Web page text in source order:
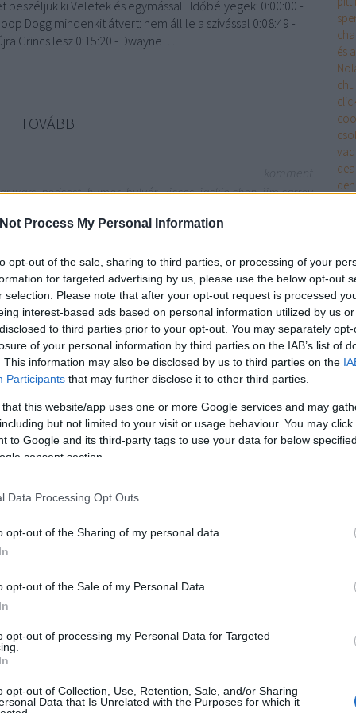
Process My Personal Information
opt-out of the sale, sharing to third parties, or processing of your
for targeted advertising by us, please use the below opt-out
selection. Please note that after your opt-out request is processed
interest-based ads based on personal information utilized by us
to third parties prior to your opt-out. You may separately
of your personal information by third parties on the IAB’s list of
This information may also be disclosed by us to third parties on the
Participants that may further disclose it to other third parties.
that this website/app uses one or more Google services and may
but not limited to your visit or usage behaviour. You may
to Google and its third-party tags to use your data for below
consent section.
Data Processing Opt Outs
opt-out of the Sharing of my personal data.
opt-out of the Sale of my Personal Data.
opt-out of processing my Personal Data for Targeted
opt-out of Collection, Use, Retention, Sale, and/or Sharing
Data that Is Unrelated with the Purposes for which it
beszéljük ki Veletek és egymással. Időbélyegek: 0:00:00 -
Dogg mindenkit átvert: nem áll le a szívással 0:08:49 -
Grincs lesz 0:15:20 - Dwayne…
TOVÁBB
wars podcast humor bulvár vicces jackie chan jim carrey
* Ed Harris 71 éves *
- SunnyVerzum Podcast #6
a Netflix Út a pokol felé (Hellbound) című sorozatát,
71 éves lett, felidézzük kedvenc filmjeinket tőle. Bruce
is beszélgetünk kicsit. Twitchről a Facebook-ra költözött az
megosztjuk…
TOVÁBB
show hellbound squid game sunnyverzum
és
hök